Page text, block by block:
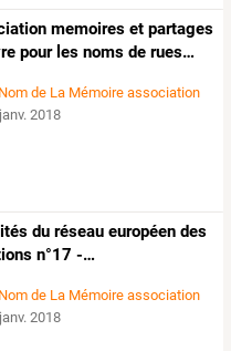
memoires et partages
pourles noms de rues…
de La Mémoire association
2018
du réseau européen des
n°17 -…
de La Mémoire association
2018